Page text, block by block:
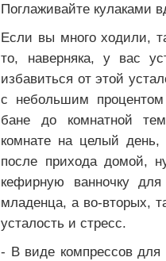
Поглаживайте кулаками
Если вы много ходили,
то, наверняка, у вас
избавиться от этой
с небольшим
бане до комнатной
комнате на целый
после прихода домой,
кефирную ванночку
младенца, а во-вторых,
усталость и стресс.
- В виде компрессов для